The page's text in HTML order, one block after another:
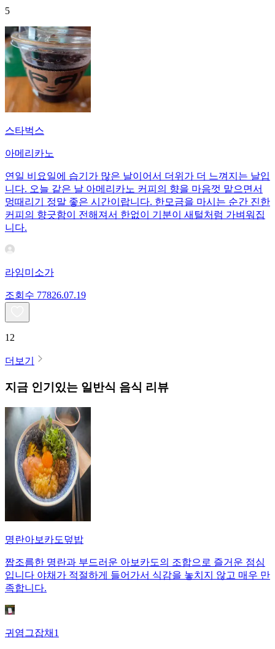
5
스타벅스
아메리카노
연일 비요일에 습기가 많은 날이어서 더위가 더 느껴지는 날입
니다. 오늘 같은 날 아메리카노 커피의 향을 마음껏 맡으면서
멍때리기 정말 좋은 시간이랍니다. 한모금을 마시는 순간 진한
커피의 향긋함이 전해져서 한없이 기분이 새털처럼 가벼워집
니다.
라임미소가
조회수 77826.07.19
12
더보기
지금 인기있는 일반식 음식 리뷰
명란아보카도덮밥
짭조름한 명란과 부드러운 아보카도의 조합으로 즐거운 점심
입니다 야채가 적절하게 들어가서 식감을 놓치지 않고 매우 만
족합니다.
귀염그잡채1